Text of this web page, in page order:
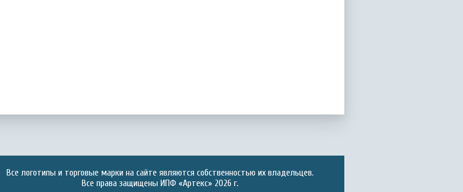
Все логотипы и торговые марки на сайте являются собственностью их владельцев.
Все права защищены ИПФ «Артекс» 2026 г.